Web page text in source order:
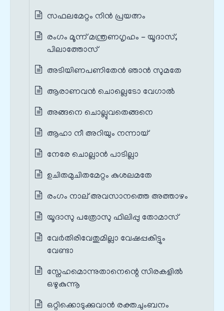
സഫലമേറ്റം നിൻ പ്രയത്നം
രംഗം മൂന്ന് മന്ത്രണഗൃഹം - യൂദാസ്‌,
പിലാത്തോസ്‌
അടിയിണപണിതേൻ ഞാൻ സുമതേ
ആരാണവൻ ചൊല്ലെടോ വേഗാൽ
അങ്ങനെ ചൊല്ലുവതെങ്ങനെ
ആഹാ നീ അറിയും നന്നായ്‌
നേരേ ചൊല്ലാൻ പാടില്ലാ
ഉചിതമുചിതമേറ്റം കുശലമതേ
രംഗം നാല് അവസാനത്തെ അത്താഴം
യൂദാസു പത്രോസു ഫിലിപ്പു തോമാസ്‌
വേര്‍തിരിവേതുമില്ലാ വേഷപ്പകിട്ടും
വേണ്ടാ
സ്നേഹമൊന്നുതാനെന്റെ സിരകളിൽ
ഒഴുകുന്നൂ
ഒറ്റിക്കൊടുക്കുവാൻ രക്തചുംബനം